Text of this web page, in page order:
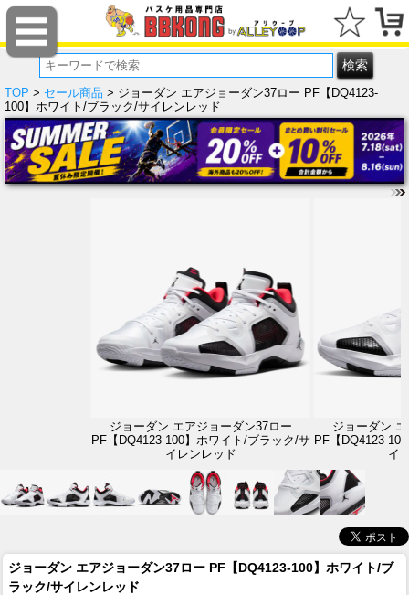
TOP > セール商品 > ジョーダン エアジョーダン37ロー PF【DQ4123-
100】ホワイト/ブラック/サイレンレッド
ジョーダン エアジョーダン37ロー
PF【DQ4123-100】ホワイト/ブラック/サ
イレンレッド
ジョーダン
PF【DQ4123-
イ
ジョーダン エアジョーダン37ロー PF【DQ4123-100】ホワイト/ブ
ラック/サイレンレッド